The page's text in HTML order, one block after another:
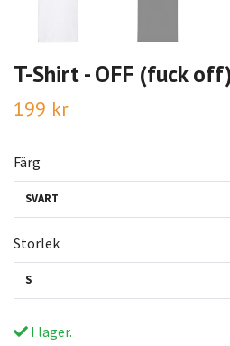
T-Shirt - OFF (fuck
199 kr
Färg
SVART
Storlek
S
I lager.